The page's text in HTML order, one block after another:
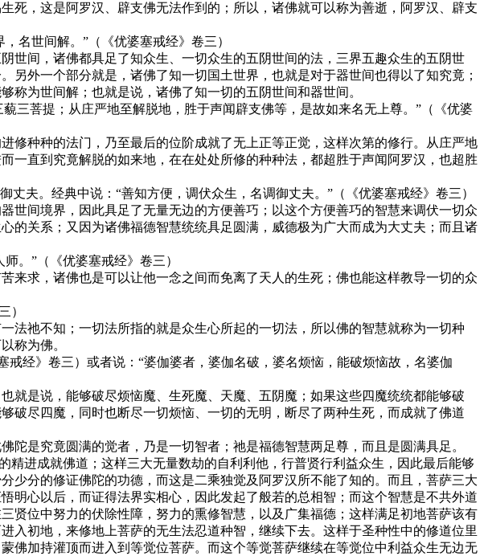
死，这是阿罗汉、辟支佛无法作到的；所以，诸佛就可以称为善逝，阿罗汉、辟支
名世间解。”（《优婆塞戒经》卷三）
世间，诸佛都具足了知众生、一切众生的五阴世间的法，三界五趣众生的五阴世
外一个部分就是，诸佛了知一切国土世界，也就是对于器世间也得以了知究竟；
为世间解；也就是说，诸佛了知一切的五阴世间和器世间。
三菩提；从庄严地至解脱地，胜于声闻辟支佛等，是故如来名无上尊。”（《优婆
修种种的法门，乃至最后的位阶成就了无上正等正觉，这样次第的修行。从庄严地
一直到究竟解脱的如来地，在在处处所修的种种法，都超胜于声闻阿罗汉，也超胜
夫。经典中说：“善知方便，调伏众生，名调御丈夫。”（《优婆塞戒经》卷三）
世间境界，因此具足了无量无边的方便善巧；以这个方便善巧的智慧来调伏一切众
的关系；又因为诸佛福德智慧统统具足圆满，威德极为广大而成为大丈夫；而且诸
。”（《优婆塞戒经》卷三）
来求，诸佛也是可以让他一念之间而免离了天人的生死；佛也能这样教导一切的众
）
法祂不知；一切法所指的就是众生心所起的一切法，所以佛的智慧就称为一切种
称为佛。
经》卷三）或者说：“婆伽婆者，婆伽名破，婆名烦恼，能破烦恼故，名婆伽
就是说，能够破尽烦恼魔、生死魔、天魔、五阴魔；如果这些四魔统统都能够破
破尽四魔，同时也断尽一切烦恼、一切的无明，断尽了两种生死，而成就了佛道
是究竟圆满的觉者，乃是一切智者；祂是福德智慧两足尊，而且是圆满具足。
精进成就佛道；这样三大无量数劫的自利利他，行普贤行利益众生，因此最后能够
少分的修证佛陀的功德，而这是二乘独觉及阿罗汉所不能了知的。而且，菩萨三大
明心以后，而证得法界实相心，因此发起了般若的总相智；而这个智慧是不共外道
贤位中努力的伏除性障，努力的熏修智慧，以及广集福德；这样满足初地菩萨该有
入初地，来修地上菩萨的无生法忍道种智，继续下去。这样于圣种性中的修道位里
佛加持灌顶而进入到等觉位菩萨。而这个等觉菩萨继续在等觉位中利益众生无边无